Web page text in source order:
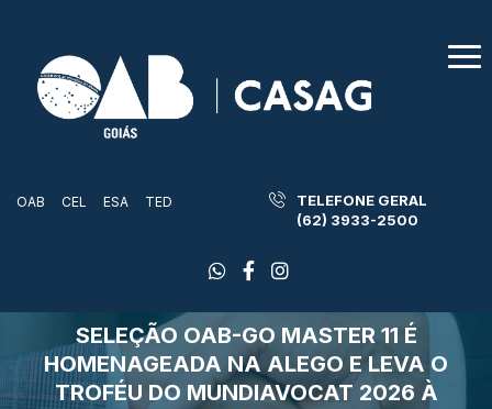
OAB CEL ESA TED
TELEFONE GERAL
(62) 3933-2500
SELEÇÃO OAB-GO MASTER 11 É
HOMENAGEADA NA ALEGO E LEVA O
TROFÉU DO MUNDIAVOCAT 2026 À